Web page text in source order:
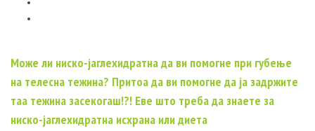
Може ли ниско-јаглехидратна да ви помогне при губење
на телесна тежина? Притоа да ви помогне да ја задржите
таа тежина засекогаш!?! Еве што треба да знаете за
ниско-јаглехидратна исхрана или диета